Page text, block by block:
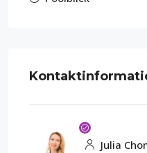
Julia